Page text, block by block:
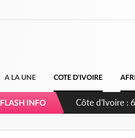
A LA UNE COTE D'IVOIRE
FLASH INFO
Côte d'Ivoire :